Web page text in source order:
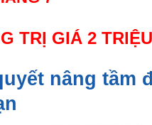
TRỊ GIÁ 2 TRIỆU
nâng tầm